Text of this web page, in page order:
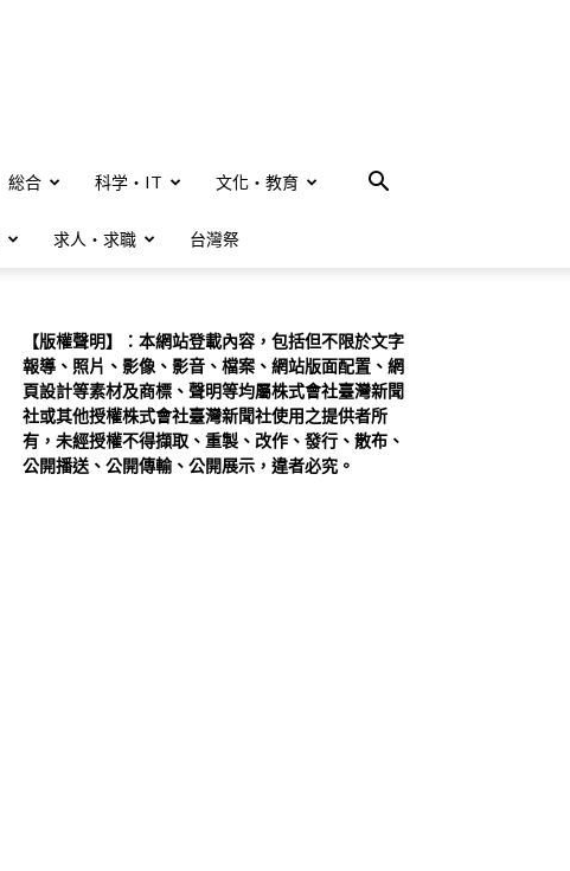
総合 科学・IT 文化・教育
求人・求職 台灣祭
【版權聲明】：本網站登載內容，包括但不限於文字
報導、照片、影像、影音、檔案、網站版面配置、網
頁設計等素材及商標、聲明等均屬株式會社臺灣新聞
社或其他授權株式會社臺灣新聞社使用之提供者所
有，未經授權不得擷取、重製、改作、發行、散布、
公開播送、公開傳輸、公開展示，違者必究。